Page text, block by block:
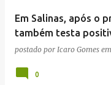
Em Salinas, após o
também testa
postado por Icaro Gomes em
0